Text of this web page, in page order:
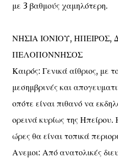
με 3 βαθμούς χαμηλότερη.
ΝΗΣΙΑ ΙΟΝΙΟΥ, ΗΠΕΙΡΟΣ,
ΠΕΛΟΠΟΝΝΗΣΟΣ
Καιρός: Γενικά αίθριος, με
μεσημβρινές και
οπότε είναι πιθανό να
ορεινά κυρίως της Ηπείρου.
ώρες θα είναι τοπικά
Ανεμοι: Από ανατολικές